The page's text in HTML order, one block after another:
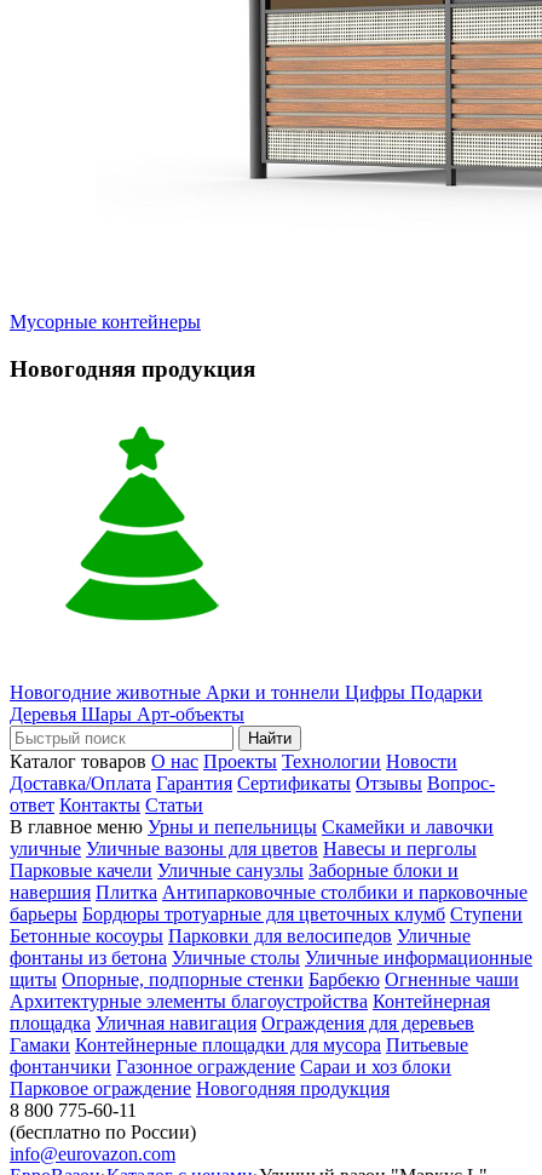
Мусорные контейнеры
Новогодняя продукция
Новогодние животные Арки и тоннели Цифры Подарки
Деревья Шары Арт-объекты
Найти
Каталог товаров О нас Проекты Технологии Новости
Доставка/Оплата Гарантия Сертификаты Отзывы Вопрос-
ответ Контакты Статьи
В главное меню Урны и пепельницы Скамейки и лавочки
уличные Уличные вазоны для цветов Навесы и перголы
Парковые качели Уличные санузлы Заборные блоки и
навершия Плитка Антипарковочные столбики и парковочные
барьеры Бордюры тротуарные для цветочных клумб Ступени
Бетонные косоуры Парковки для велосипедов Уличные
фонтаны из бетона Уличные столы Уличные информационные
щиты Опорные, подпорные стенки Барбекю Огненные чаши
Архитектурные элементы благоустройства Контейнерная
площадка Уличная навигация Ограждения для деревьев
Гамаки Контейнерные площадки для мусора Питьевые
фонтанчики Газонное ограждение Сараи и хоз блоки
Парковое ограждение Новогодняя продукция
8 800 775-60-11
(бесплатно по России)
info@eurovazon.com